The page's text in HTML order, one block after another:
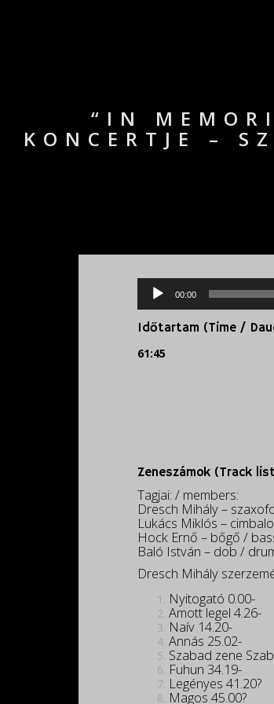
“IN
KONCERTJE –
Audio
Player
00:00
Időtartam (Time /
61:45
Zeneszámok (Track
Tagjai: / members:
Dresch Mihály –
Lukács Miklós –
Hock Ernő – bőgő /
Baló István – dob /
Dresch Mihály
Nyitogató 0.00-
Amott legel 4.26-
Naív 14.20-
Annás 25.02-
Szabad zene
Fuhun 34.19-
Legényes 41.20?
Magos 45.00?